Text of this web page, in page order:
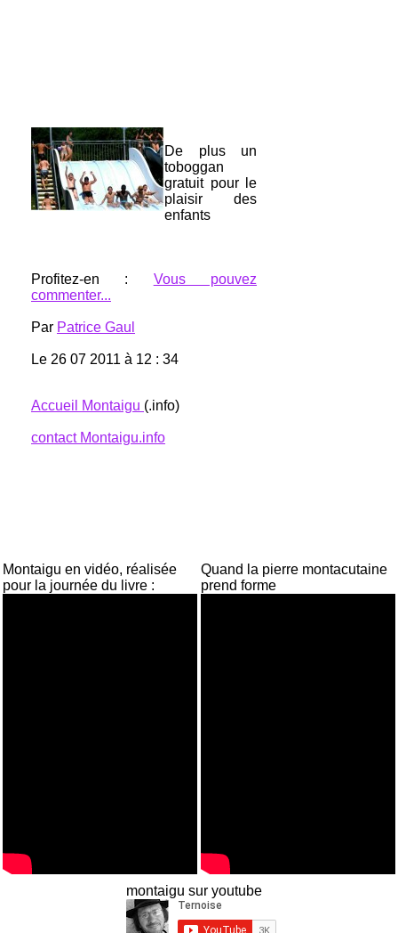
De plus un
toboggan
gratuit pour le
plaisir des
enfants
Profitez-en : Vous pouvez
commenter...
Par Patrice Gaul
Le 26 07 2011 à 12 : 34
Accueil Montaigu (.info)
contact Montaigu.info
Montaigu en vidéo, réalisée
pour la journée du livre :
Quand la pierre montacutaine
prend forme
montaigu sur youtube